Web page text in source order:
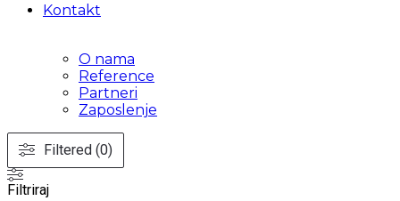
Kontakt
O nama
Reference
Partneri
Zaposlenje
Filtered (0)
Filtriraj